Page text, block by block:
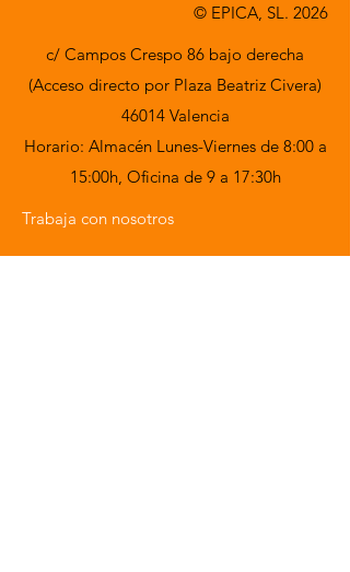
© EPICA, SL. 2026
c/ Campos Crespo 86 bajo derecha
(Acceso directo por Plaza Beatriz Civera)
46014 Valencia
Horario: Almacén Lunes-Viernes de 8:00 a
15:00h, Oficina de 9 a 17:30h
Trabaja con nosotros